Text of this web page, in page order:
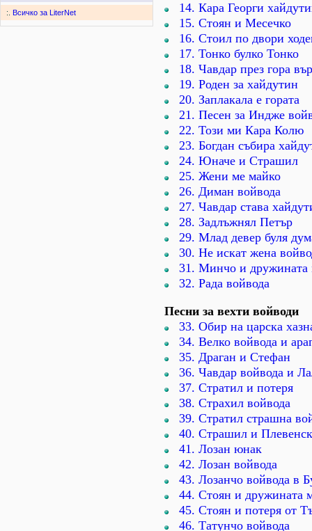
:. Всичко за LiterNet
14. Кара Георги
15. Стоян и Месечко
16. Стоил по двори
17. Тонко булко Тонко
18. Чавдар през гора
19. Роден за хайдутин
20. Заплакала е гората
21. Песен за Индже
22. Този ми Кара Колю
23. Богдан събира
24. Юначе и Страшил
25. Жени ме майко
26. Диман войвода
27. Чавдар става
28. Задлъжнял Петър
29. Млад девер буля
30. Не искат жена
31. Минчо и дружината
32. Рада войвода
Песни за вехти войводи
33. Обир на царска
34. Велко войвода и
35. Драган и Стефан
36. Чавдар войвода и
37. Стратил и потеря
38. Страхил войвода
39. Стратил страшна
40. Страшил и
41. Лозан юнак
42. Лозан войвода
43. Лозанчо войвода в
44. Стоян и дружината
45. Стоян и потеря от
46. Татунчо войвода